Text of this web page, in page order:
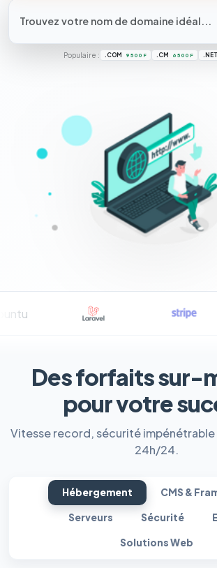
Populaire : .COM 9 500 F .CM 6 500 F .NET
Des forfaits sur-
pour votre
Vitesse record, sécurité
24h/24.
Hébergement CMS &
Serveurs Sécurité
Solutions Web